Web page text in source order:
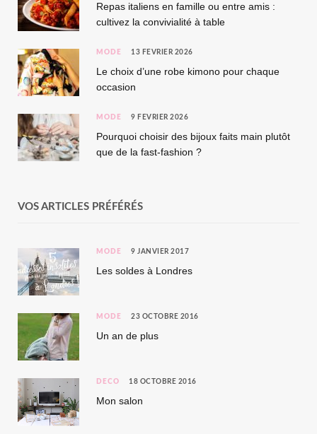
Repas italiens en famille ou entre amis :
cultivez la convivialité à table
MODE 13 FÉVRIER 2026
Le choix d’une robe kimono pour chaque
occasion
MODE 9 FÉVRIER 2026
Pourquoi choisir des bijoux faits main plutôt
que de la fast-fashion ?
VOS ARTICLES PRÉFÉRÉS
MODE 9 JANVIER 2017
Les soldes à Londres
MODE 23 OCTOBRE 2016
Un an de plus
DÉCO 18 OCTOBRE 2016
Mon salon